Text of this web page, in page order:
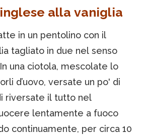
alla vaniglia
in un pentolino con il
tagliato in due nel senso
una ciotola, mescolate lo
d’uovo, versate un po' di
riversate il tutto nel
lentamente a fuoco
continuamente, per circa 10